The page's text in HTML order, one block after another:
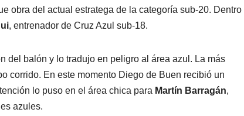
obra del actual estratega de la categoría sub-20. Dentro
, entrenador de Cruz Azul sub-18.
del balón y lo tradujo en peligro al área azul. La más
corrido. En este momento Diego de Buen recibió un
lo puso en el área chica para Martín Barragán,
azules.